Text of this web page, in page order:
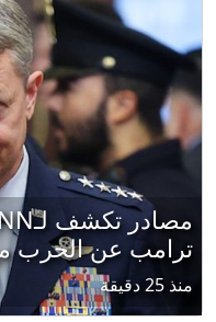
ترامب عن الحرب
منذ 25 دقيقة